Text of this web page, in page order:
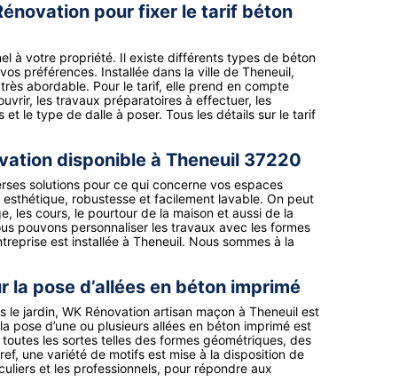
pour fixer le tarif béton
à votre propriété. Il existe différents types de béton
préférences. Installée dans la ville de Theneuil,
abordable. Pour le tarif, elle prend en compte
les travaux préparatoires à effectuer, les
le type de dalle à poser. Tous les détails sur le tarif
disponible à Theneuil 37220
solutions pour ce qui concerne vos espaces
robustesse et facilement lavable. On peut
les cours, le pourtour de la maison et aussi de la
pouvons personnaliser les travaux avec les formes
est installée à Theneuil. Nous sommes à la
pose d’allées en béton imprimé
jardin, WK Rénovation artisan maçon à Theneuil est
d’une ou plusieurs allées en béton imprimé est
les sortes telles des formes géométriques, des
une variété de motifs est mise à la disposition de
et les professionnels, pour répondre aux